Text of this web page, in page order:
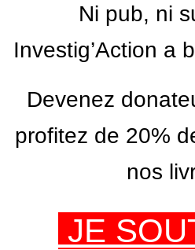
Ni pub, ni
Investig’Action a
Devenez
profitez de 20%
nos
JE